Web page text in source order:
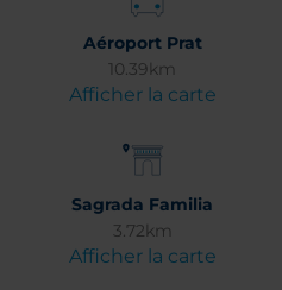
Aéroport Prat
10.39km
Afficher la carte
Sagrada Familia
3.72km
Afficher la carte